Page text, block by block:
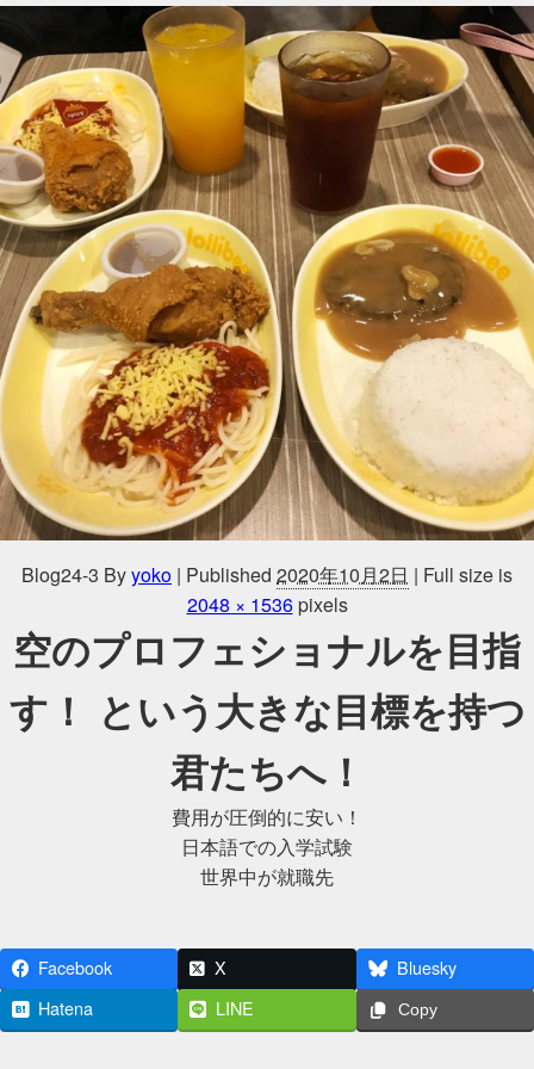
Blog24-3 Byyoko | Published 2020年10月2日 | Full size is
2048 × 1536pixels
空のプロフェショナルを目指
す！ という大きな目標を持つ
君たちへ！
費用が圧倒的に安い！
日本語での入学試験
世界中が就職先
Facebook X
Bluesky
Hatena
LINE Copy